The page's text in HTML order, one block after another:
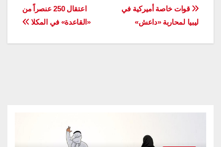
تصفّح
المقالات
اعتقال 250 عنصراً من
«القاعدة» في المكلا
قوات خاصة أميركية في
ليبيا لمحاربة «داعش»